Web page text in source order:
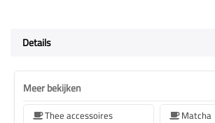
Details
Meer bekijken
Thee accessoires
Matcha